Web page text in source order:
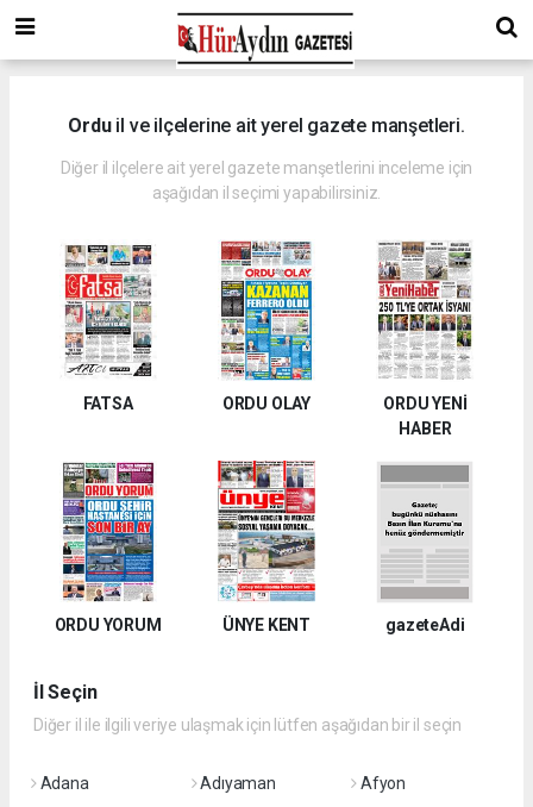
Orduil ve ilçelerine ait yerel gazete manşetleri.
Diğer il ilçelere ait yerel gazete manşetlerini inceleme için
aşağıdan il seçimi yapabilirsiniz.
FATSA ORDU OLAY
ORDU YENİ
HABER
ORDU YORUM ÜNYE KENT gazeteAdi
İl Seçin
Diğer il ile ilgili veriye ulaşmak için lütfen aşağıdan bir il seçin
Adana Adıyaman
Afyon